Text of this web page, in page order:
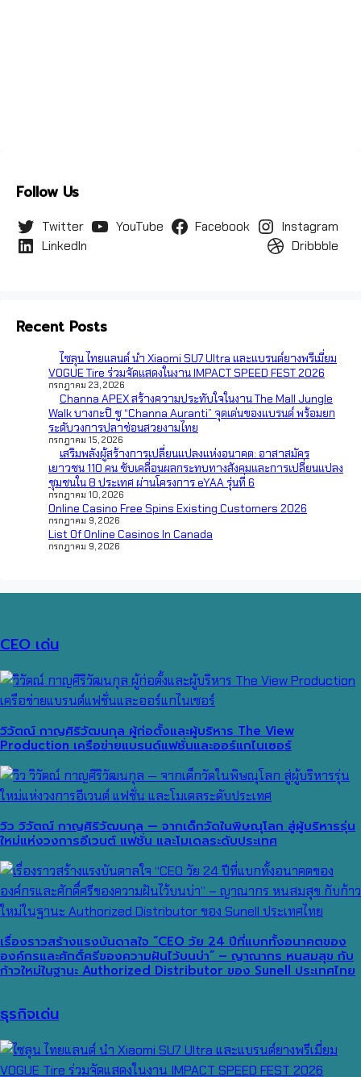
Follow Us
Twitter YouTube Facebook
Instagram
LinkedIn
Dribbble
Recent Posts
ไซลุน ไทยแลนด์ นำ Xiaomi SU7 Ultra และแบรนด์ยางพรีเมี่ยม
VOGUE Tire ร่วมจัดแสดงในงาน IMPACT SPEED FEST 2026
กรกฎาคม 23, 2026
Channa APEX สร้างความประทับใจในงาน The Mall Jungle
Walk บางกะปิ ชู “Channa Auranti” จุดเด่นของแบรนด์ พร้อมยก
ระดับวงการปลาช่อนสวยงามไทย
กรกฎาคม 15, 2026
เสริมพลังผู้สร้างการเปลี่ยนแปลงแห่งอนาคต: อาสาสมัคร
เยาวชน 110 คน ขับเคลื่อนผลกระทบทางสังคมและการเปลี่ยนแปลง
ชุมชนใน 8 ประเทศ ผ่านโครงการ eYAA รุ่นที่ 6
กรกฎาคม 10, 2026
Online Casino Free Spins Existing Customers 2026
กรกฎาคม 9, 2026
List Of Online Casinos In Canada
กรกฎาคม 9, 2026
CEO เด่น
วิวัตณ์ กาญศิริวัฒนกุล ผู้ก่อตั้งและผู้บริหาร The View
Production เครือข่ายแบรนด์แฟชั่นและออร์แกไนเซอร์
วิว วิวัตณ์ กาญศิริวัฒนกุล — จากเด็กวัดในพิษณุโลก สู่ผู้บริหารรุ่น
ใหม่แห่งวงการอีเวนต์ แฟชั่น และโมเดลระดับประเทศ
เรื่องราวสร้างแรงบันดาลใจ “CEO วัย 24 ปีที่แบกทั้งอนาคตของ
องค์กรและศักดิ์ศรีของความฝันไว้บนบ่า” – ญาณากร หนสมสุข กับ
ก้าวใหม่ในฐานะ Authorized Distributor ของ Sunell ประเทศไทย
ธุรกิจเด่น